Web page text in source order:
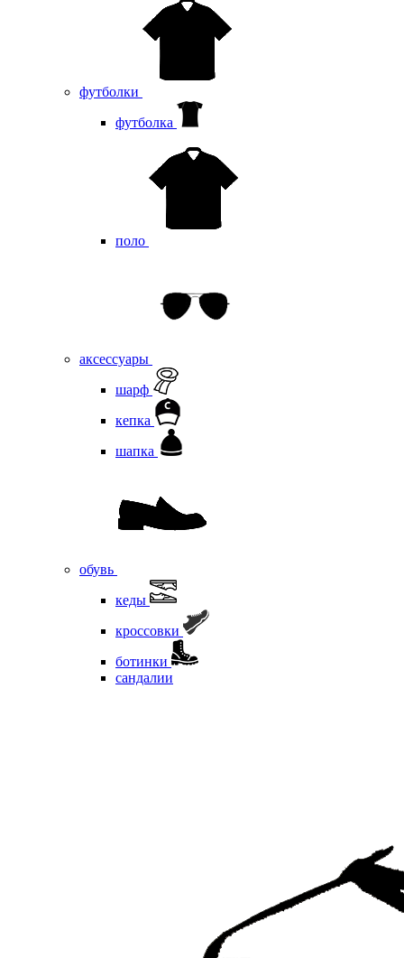
футболки
футболка
поло
аксессуары
шарф
кепка
шапка
обувь
кеды
кроссовки
ботинки
сандалии